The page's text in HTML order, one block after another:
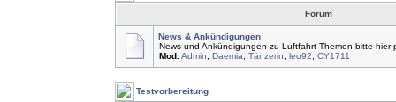
Forum
News & Ankündigungen
News und Ankündigungen zu Luftfahrt-Themen bitte hier
Mod. Admin Daemia Tänzerin leo92 CY1711
Testvorbereitung